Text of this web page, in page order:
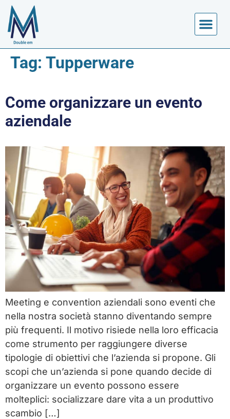
Tag: Tupperware
Come organizzare un evento
aziendale
Meeting e convention aziendali sono eventi che
nella nostra società stanno diventando sempre
più frequenti. Il motivo risiede nella loro efficacia
come strumento per raggiungere diverse
tipologie di obiettivi che l’azienda si propone. Gli
scopi che un’azienda si pone quando decide di
organizzare un evento possono essere
molteplici: socializzare dare vita a un produttivo
scambio […]